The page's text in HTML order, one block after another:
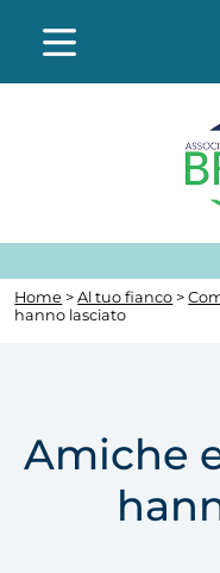
Home >Al tuo fianco >
hanno lasciato
Amiche